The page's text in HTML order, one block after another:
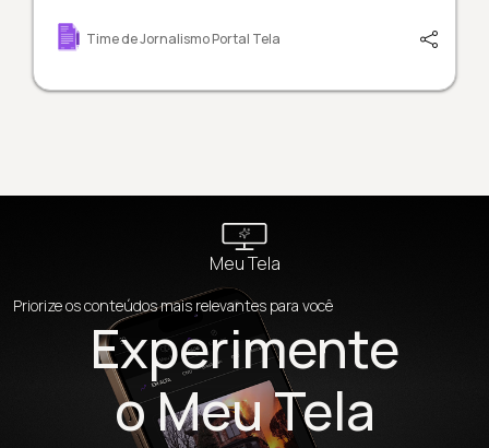
Time de Jornalismo Portal Tela
Meu Tela
Priorize os conteúdos mais relevantes para você
Experimente
o Meu Tela